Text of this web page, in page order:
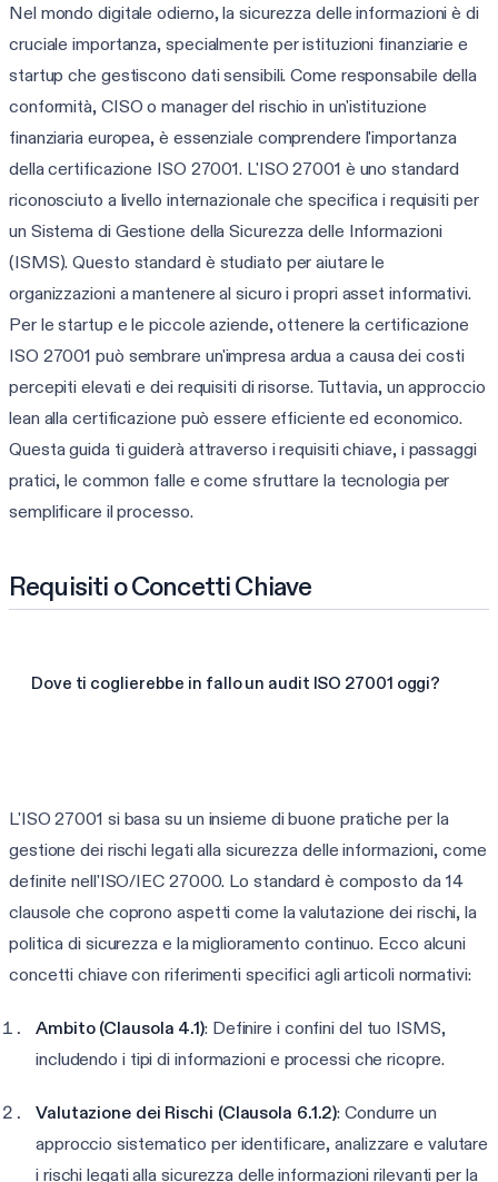
Nel mondo digitale odierno, la sicurezza delle informazioni è di
cruciale importanza, specialmente per istituzioni finanziarie e
startup che gestiscono dati sensibili. Come responsabile della
conformità, CISO o manager del rischio in un'istituzione
finanziaria europea, è essenziale comprendere l'importanza
della certificazione ISO 27001. L'ISO 27001 è uno standard
riconosciuto a livello internazionale che specifica i requisiti per
un Sistema di Gestione della Sicurezza delle Informazioni
(ISMS). Questo standard è studiato per aiutare le
organizzazioni a mantenere al sicuro i propri asset informativi.
Per le startup e le piccole aziende, ottenere la certificazione
ISO 27001 può sembrare un'impresa ardua a causa dei costi
percepiti elevati e dei requisiti di risorse. Tuttavia, un approccio
lean alla certificazione può essere efficiente ed economico.
Questa guida ti guiderà attraverso i requisiti chiave, i passaggi
pratici, le common falle e come sfruttare la tecnologia per
semplificare il processo.
Requisiti o Concetti Chiave
Dove ti coglierebbe in fallo un audit ISO 27001 oggi?
L'ISO 27001 si basa su un insieme di buone pratiche per la
gestione dei rischi legati alla sicurezza delle informazioni, come
definite nell'ISO/IEC 27000. Lo standard è composto da 14
clausole che coprono aspetti come la valutazione dei rischi, la
politica di sicurezza e la miglioramento continuo. Ecco alcuni
concetti chiave con riferimenti specifici agli articoli normativi:
Ambito (Clausola 4.1): Definire i confini del tuo ISMS,
includendo i tipi di informazioni e processi che ricopre.
Valutazione dei Rischi (Clausola 6.1.2): Condurre un
approccio sistematico per identificare, analizzare e valutare
i rischi legati alla sicurezza delle informazioni rilevanti per la